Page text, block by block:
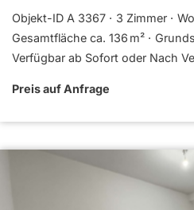
Objekt-ID A 3367 3 Zimmer
Gesamtfläche ca. 136 m²
Verfügbar ab Sofort oder Nach
Preis auf Anfrage